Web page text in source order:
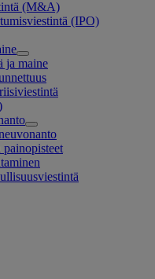
(M&A)
(IPO)
ja maine